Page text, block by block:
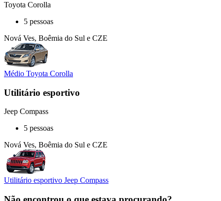
Toyota Corolla
5 pessoas
Nová Ves, Boêmia do Sul e CZE
Médio Toyota Corolla
Utilitário esportivo
Jeep Compass
5 pessoas
Nová Ves, Boêmia do Sul e CZE
Utilitário esportivo Jeep Compass